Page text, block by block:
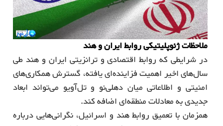
ملاحظات ژئوپلیتیکی روابط ایران و هند
در شرایطی که روابط اقتصادی و ترانزیتی ایران و هند طی
سال‌های اخیر اهمیت فزاینده‌ای یافته، گسترش همکاری‌های
امنیتی و اطلاعاتی میان دهلی‌نو و تل‌آویو می‌تواند ابعاد
جدیدی به معادلات منطقه‌ای اضافه کند.
همزمان با تعمیق روابط هند و اسرائیل، نگرانی‌هایی درباره